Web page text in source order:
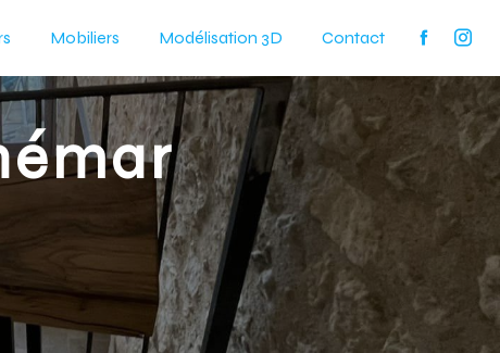
Mobiliers Modélisation 3D Contact